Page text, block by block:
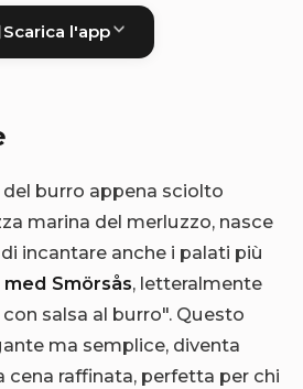
Scarica l'app
burro appena sciolto
marina del merluzzo, nasce
incantare anche i palati più
Smörsås, letteralmente
salsa al burro". Questo
ma semplice, diventa
raffinata, perfetta per chi